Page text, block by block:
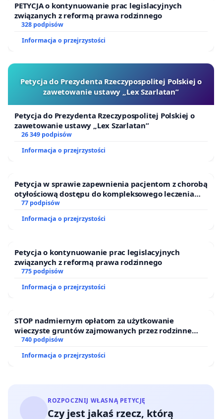
PETYCJA o kontynuowanie prac legislacyjnych
związanych z reformą prawa rodzinnego
328 podpisów
Informacja o przejrzystości
Petycja do Prezydenta Rzeczypospolitej Polskiej o
zawetowanie ustawy „Lex Szarlatan”
Petycja do Prezydenta Rzeczypospolitej Polskiej o
zawetowanie ustawy „Lex Szarlatan”
26 349 podpisów
Informacja o przejrzystości
Petycja w sprawie zapewnienia pacjentom z chorobą
otyłościową dostępu do kompleksowego leczenia
oraz programów profilaktycznych.
77 podpisów
Informacja o przejrzystości
Petycja o kontynuowanie prac legislacyjnych
związanych z reformą prawa rodzinnego
775 podpisów
Informacja o przejrzystości
STOP nadmiernym opłatom za użytkowanie
wieczyste gruntów zajmowanych przez rodzinne
ogrody działkowe.
740 podpisów
Informacja o przejrzystości
ROZPOCZNIJ WŁASNĄ PETYCJĘ
Czy jest jakaś rzecz, którą